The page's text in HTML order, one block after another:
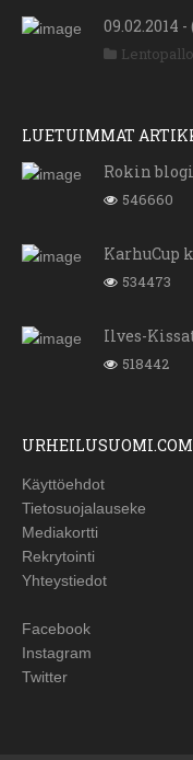
09.02.2014
Lentopallo
LUETUIMMAT
Rokin
546660
KarhuCup
534473
Ilves-
518442
URHEILUSUOMI.COM
Käyttöehdot
Tietosuojalauseke
Mediakortti
Rekrytointi
Yhteystiedot
Facebook
Instagram
Twitter